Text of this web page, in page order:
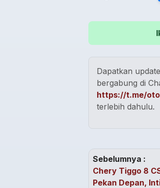
Dapatkan
bergabung di
https://t.me/
terlebih dahulu.
Sebelumnya :
Chery Tiggo 8
Pekan Depan,